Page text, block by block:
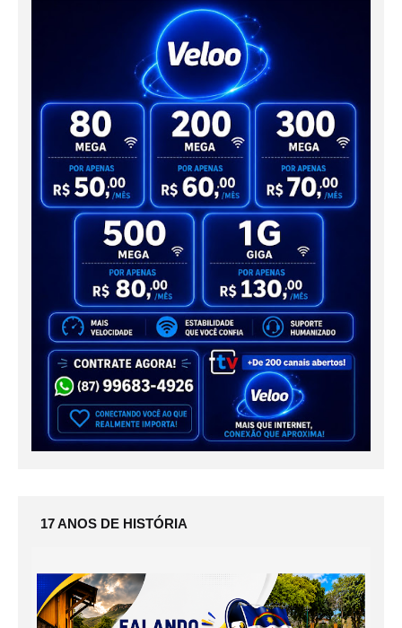
17 ANOS DE HISTÓRIA